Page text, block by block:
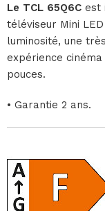
Le TCL 65Q6C est
téléviseur Mini
luminosité, une
expérience
pouces.
• Garantie 2 ans.